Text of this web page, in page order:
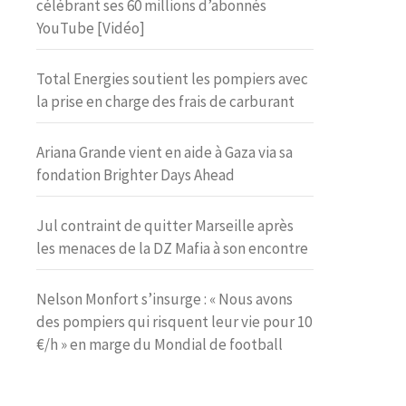
célébrant ses 60 millions d’abonnés
YouTube [Vidéo]
Total Energies soutient les pompiers avec
la prise en charge des frais de carburant
Ariana Grande vient en aide à Gaza via sa
fondation Brighter Days Ahead
Jul contraint de quitter Marseille après
les menaces de la DZ Mafia à son encontre
Nelson Monfort s’insurge : « Nous avons
des pompiers qui risquent leur vie pour 10
€/h » en marge du Mondial de football